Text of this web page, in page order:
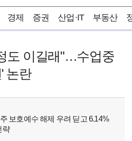
경제 증권 산업·IT 부동산
도 이길래"…수업중
논란
보호예수 해제 우려 딛고 6.14%
략